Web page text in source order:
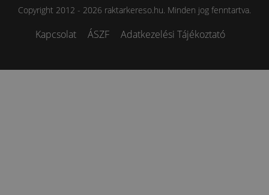
Copyright 2012 - 2026 raktarkereso.hu. Minden jog fenntartva.
Kapcsolat ÁSZF Adatkezelési Tájékoztató